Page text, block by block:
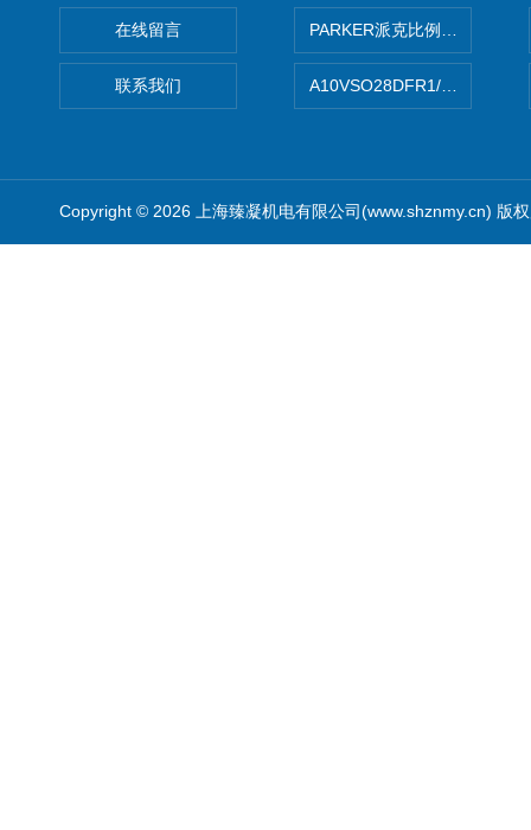
在线留言
联系我们
PARKER派克比例阀 柱塞泵
A10VSO28DFR1/
Copyright © 2026 上海臻凝机电有限公司(www.shznmy.cn) 版